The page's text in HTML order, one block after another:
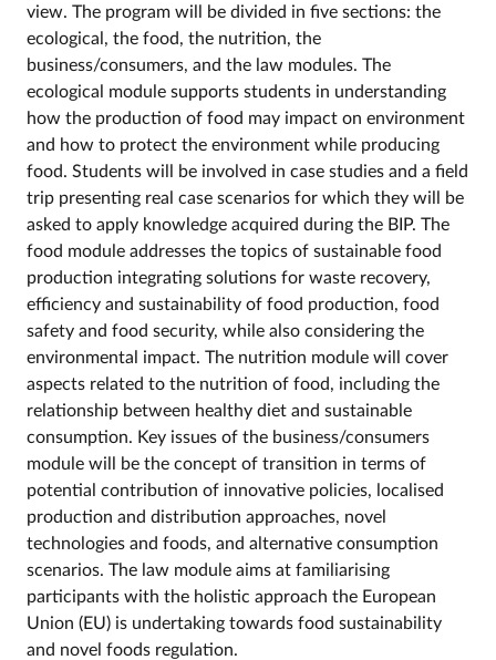
view. The program will be divided in five sections: the
ecological, the food, the nutrition, the
business/consumers, and the law modules. The
ecological module supports students in understanding
how the production of food may impact on environment
and how to protect the environment while producing
food. Students will be involved in case studies and a field
trip presenting real case scenarios for which they will be
asked to apply knowledge acquired during the BIP. The
food module addresses the topics of sustainable food
production integrating solutions for waste recovery,
efficiency and sustainability of food production, food
safety and food security, while also considering the
environmental impact. The nutrition module will cover
aspects related to the nutrition of food, including the
relationship between healthy diet and sustainable
consumption. Key issues of the business/consumers
module will be the concept of transition in terms of
potential contribution of innovative policies, localised
production and distribution approaches, novel
technologies and foods, and alternative consumption
scenarios. The law module aims at familiarising
participants with the holistic approach the European
Union (EU) is undertaking towards food sustainability
and novel foods regulation.